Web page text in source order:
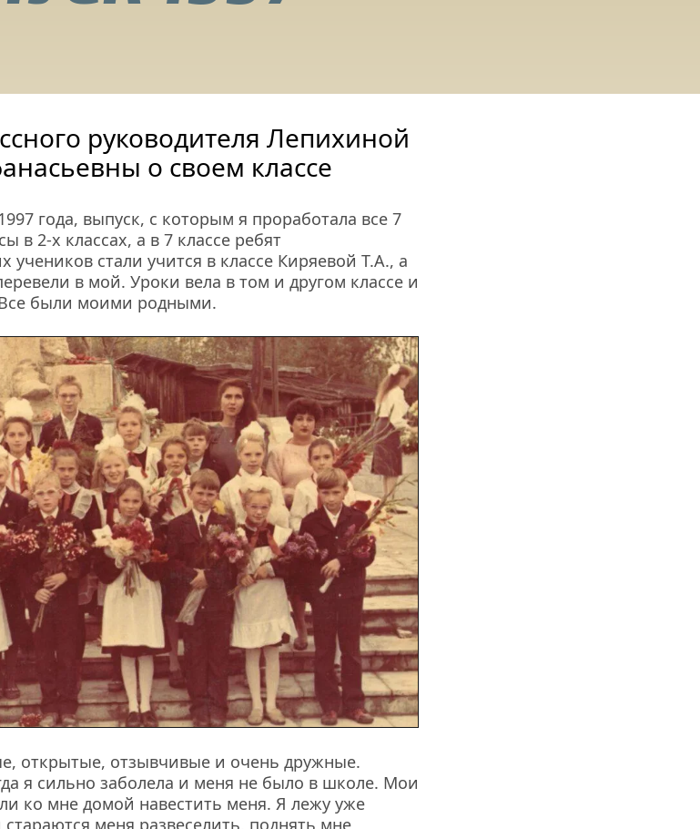
года, выпуск, с которым я проработала все 7
в 2-х классах, а в 7 классе ребят
учеников стали учится в классе Киряевой Т.А., а
в мой. Уроки вела в том и другом классе и
были моими родными.
открытые, отзывчивые и очень дружные.
я сильно заболела и меня не было в школе. Мои
ко мне домой навестить меня. Я лежу уже
меня развеселить, поднять мне
руководителя Лепихиной
о своем классе